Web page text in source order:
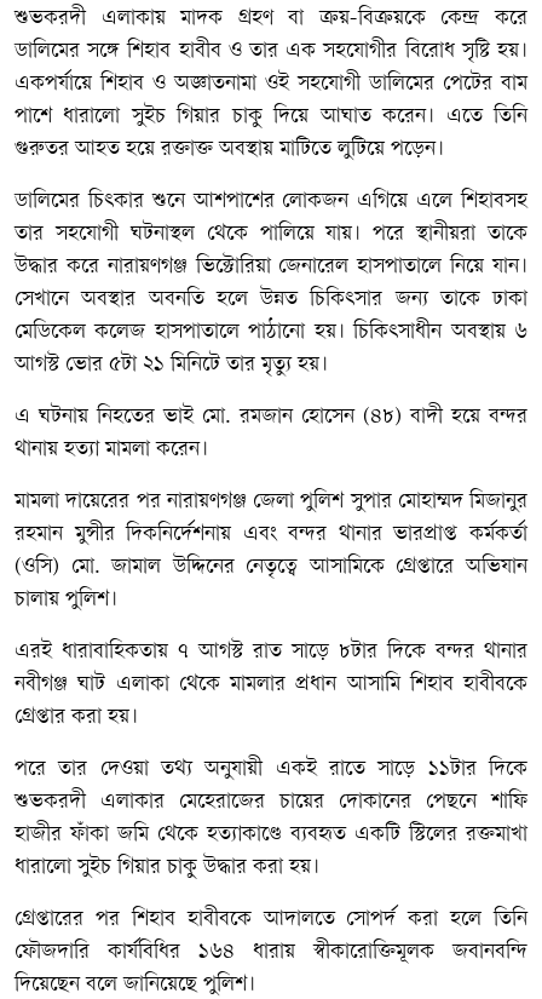
শুভকরদী এলাকায় মাদক গ্রহণ বা ক্রয়-বিক্রয়কে কেন্দ্র করে
ডালিমের সঙ্গে শিহাব হাবীব ও তার এক সহযোগীর বিরোধ সৃষ্টি হয়।
একপর্যায়ে শিহাব ও অজ্ঞাতনামা ওই সহযোগী ডালিমের পেটের বাম
পাশে ধারালো সুইচ গিয়ার চাকু দিয়ে আঘাত করেন। এতে তিনি
গুরুতর আহত হয়ে রক্তাক্ত অবস্থায় মাটিতে লুটিয়ে পড়েন।
ডালিমের চিৎকার শুনে আশপাশের লোকজন এগিয়ে এলে শিহাবসহ
তার সহযোগী ঘটনাস্থল থেকে পালিয়ে যায়। পরে স্থানীয়রা তাকে
উদ্ধার করে নারায়ণগঞ্জ ভিক্টোরিয়া জেনারেল হাসপাতালে নিয়ে যান।
সেখানে অবস্থার অবনতি হলে উন্নত চিকিৎসার জন্য তাকে ঢাকা
মেডিকেল কলেজ হাসপাতালে পাঠানো হয়। চিকিৎসাধীন অবস্থায় ৬
আগস্ট ভোর ৫টা ২১ মিনিটে তার মৃত্যু হয়।
এ ঘটনায় নিহতের ভাই মো. রমজান হোসেন (৪৮) বাদী হয়ে বন্দর
থানায় হত্যা মামলা করেন।
মামলা দায়েরের পর নারায়ণগঞ্জ জেলা পুলিশ সুপার মোহাম্মদ মিজানুর
রহমান মুন্সীর দিকনির্দেশনায় এবং বন্দর থানার ভারপ্রাপ্ত কর্মকর্তা
(ওসি) মো. জামাল উদ্দিনের নেতৃত্বে আসামিকে গ্রেপ্তারে অভিযান
চালায় পুলিশ।
এরই ধারাবাহিকতায় ৭ আগস্ট রাত সাড়ে ৮টার দিকে বন্দর থানার
নবীগঞ্জ ঘাট এলাকা থেকে মামলার প্রধান আসামি শিহাব হাবীবকে
গ্রেপ্তার করা হয়।
পরে তার দেওয়া তথ্য অনুযায়ী একই রাতে সাড়ে ১১টার দিকে
শুভকরদী এলাকার মেহেরাজের চায়ের দোকানের পেছনে শাফি
হাজীর ফাঁকা জমি থেকে হত্যাকাণ্ডে ব্যবহৃত একটি স্টিলের রক্তমাখা
ধারালো সুইচ গিয়ার চাকু উদ্ধার করা হয়।
গ্রেপ্তারের পর শিহাব হাবীবকে আদালতে সোপর্দ করা হলে তিনি
ফৌজদারি কার্যবিধির ১৬৪ ধারায় স্বীকারোক্তিমূলক জবানবন্দি
দিয়েছেন বলে জানিয়েছে পুলিশ।